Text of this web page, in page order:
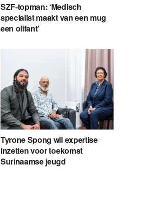
SZF-topman: ‘Medisch
specialist maakt van een mug
een olifant’
Tyrone Spong wil expertise
inzetten voor toekomst
Surinaamse jeugd